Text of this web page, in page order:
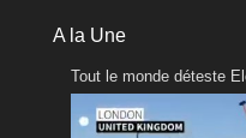
A la Une
Tout le monde déteste